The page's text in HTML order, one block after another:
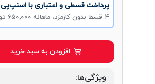
پرداخت قسطی و اعتباری با اسنپ‌پی
۴ قسط بدون کارمزد، ماهانه ۶۵۰٬۰۰۰ تومان
افزودن به سبد خرید
ویژگی‌ها: